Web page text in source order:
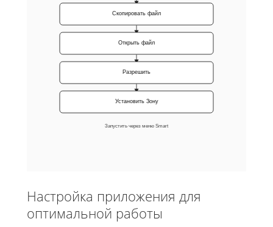
Скопировать файл
Открыть файл
Разрешить
Установить Зону
Запустить через меню Smart
Настройка приложения для
оптимальной работы